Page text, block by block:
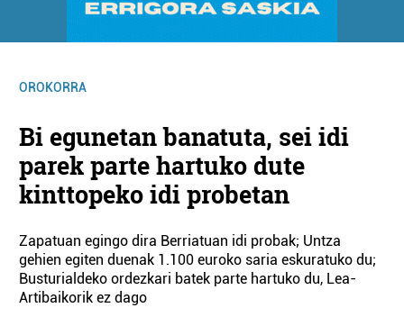
OROKORRA
Bi egunetan banatuta, sei idi
parek parte hartuko dute
kinttopeko idi probetan
Zapatuan egingo dira Berriatuan idi probak; Untza
gehien egiten duenak 1.100 euroko saria eskuratuko du;
Busturialdeko ordezkari batek parte hartuko du, Lea-
Artibaikorik ez dago